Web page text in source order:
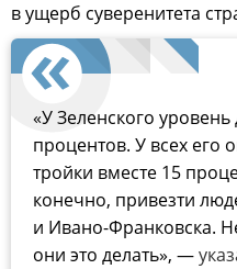
в ущерб суверенитета
«У Зеленского
процентов. У всех его
тройки вместе 15
конечно, привезти
и Ивано-Франковска.
они это делать», —